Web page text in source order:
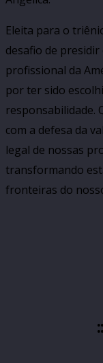
Eleita para o
desafio de
profissional da
por ter sido
responsabilidade.
com a defesa da
legal de nossas
transformando
fronteiras do